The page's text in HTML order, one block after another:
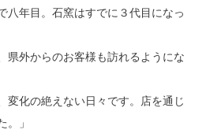
八年目。石窯はすでに３代目になっ
県外からのお客様も訪れるようにな
変化の絶えない日々です。店を通じ
。」